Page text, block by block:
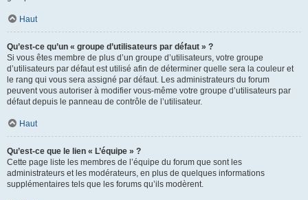
Haut
Qu’est-ce qu’un « groupe d’utilisateurs par défaut » ?
Si vous êtes membre de plus d’un groupe d’utilisateurs, votre groupe
d’utilisateurs par défaut est utilisé afin de déterminer quelle sera la couleur et
le rang qui vous sera assigné par défaut. Les administrateurs du forum
peuvent vous autoriser à modifier vous-même votre groupe d’utilisateurs par
défaut depuis le panneau de contrôle de l’utilisateur.
Haut
Qu’est-ce que le lien « L’équipe » ?
Cette page liste les membres de l’équipe du forum que sont les
administrateurs et les modérateurs, en plus de quelques informations
supplémentaires tels que les forums qu’ils modèrent.